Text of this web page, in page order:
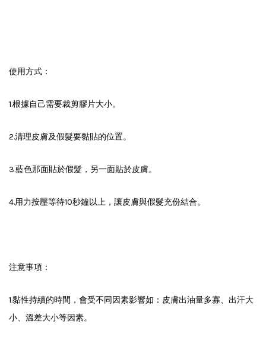
使用方式：
1.根據自己需要裁剪膠片大小。
2.清理皮膚及假髮要黏貼的位置。
3.藍色那面貼於假髮，另一面貼於皮膚。
4.用力按壓等待10秒鐘以上，讓皮膚與假髮充份結合。
注意事項：
1.黏性持續的時間，會受不同因素影響如：皮膚出油量多寡、出汗大
小、溫差大小等因素。